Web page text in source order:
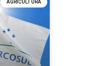
AGRICULTURA